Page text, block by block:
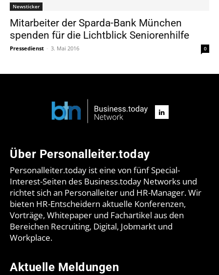
Newsticker
Mitarbeiter der Sparda-Bank München
spenden für die Lichtblick Seniorenhilfe
Pressedienst - 3. Mai 2016 0
Über Personalleiter.today
Personalleiter.today ist eine von fünf Special-
Interest-Seiten des Business.today Networks und
richtet sich an Personalleiter und HR-Manager. Wir
bieten HR-Entscheidern aktuelle Konferenzen,
Vorträge, Whitepaper und Fachartikel aus den
Bereichen Recruiting, Digital, Jobmarkt und
Workplace.
Aktuelle Meldungen